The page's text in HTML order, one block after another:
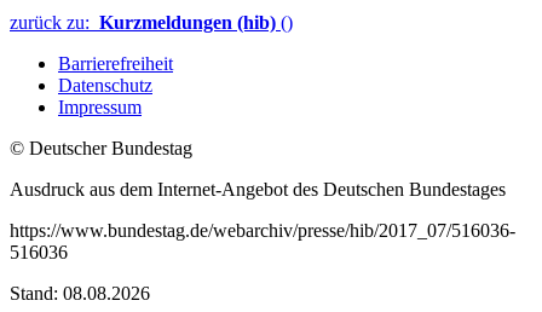
zurück zu: Kurzmeldungen (hib) ()
Barrierefreiheit
Datenschutz
Impressum
© Deutscher Bundestag
Ausdruck aus dem Internet-Angebot des Deutschen Bundestages
https://www.bundestag.de/webarchiv/presse/hib/2017_07/516036-
516036
Stand: 08.08.2026